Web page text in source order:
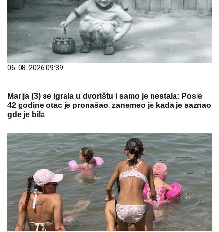
06. 08. 2026 09:39
Marija (3) se igrala u dvorištu i samo je nestala: Posle
42 godine otac je pronašao, zanemeo je kada je saznao
gde je bila